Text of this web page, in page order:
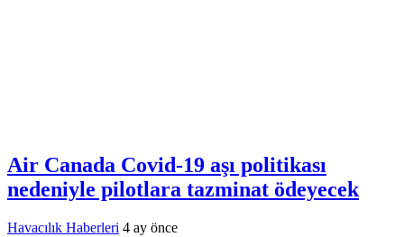
Air Canada Covid-19 aşı politikası
nedeniyle pilotlara tazminat ödeyecek
Havacılık Haberleri 4 ay önce